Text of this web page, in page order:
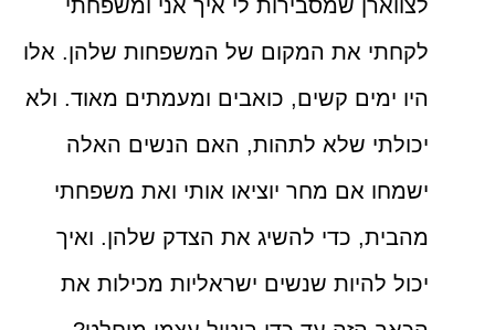
לצווארן שמסבירות לי איך אני ומשפחתי
לקחתי את המקום של המשפחות שלהן. אלו
היו ימים קשים, כואבים ומעמתים מאוד. ולא
יכולתי שלא לתהות, האם הנשים האלה
ישמחו אם מחר יוציאו אותי ואת משפחתי
מהבית, כדי להשיג את הצדק שלהן. ואיך
יכול להיות שנשים ישראליות מכילות את